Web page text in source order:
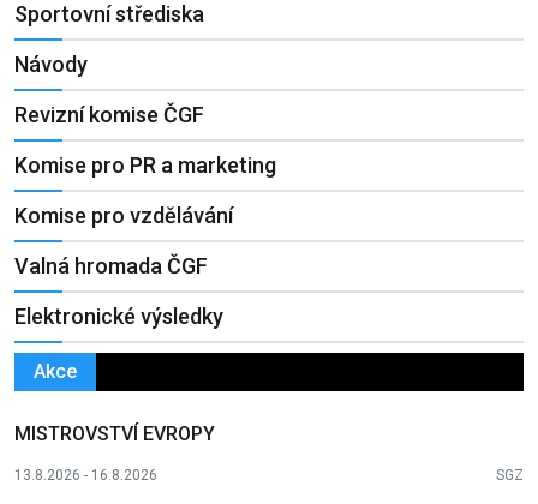
Sportovní střediska
Návody
Revizní komise ČGF
Komise pro PR a marketing
Komise pro vzdělávání
Valná hromada ČGF
Elektronické výsledky
Akce
MISTROVSTVÍ EVROPY
13.8.2026 - 16.8.2026 SGZ